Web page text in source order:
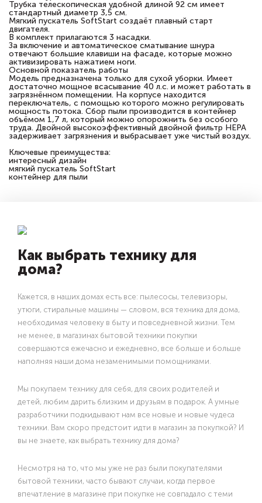
Трубка телескопическая удобной длиной 92 см имеет
стандартный диаметр 3,5 см.
Мягкий пускатель SoftStart создаёт плавный старт
двигателя.
В комплект прилагаются 3 насадки.
За включение и автоматическое сматывание шнура
отвечают большие клавиши на фасаде, которые можно
активизировать нажатием ноги.
Основной показатель работы
Модель предназначена только для сухой уборки. Имеет
достаточно мощное всасывание 40 л.с. и может работать в
загрязнённом помещении. На корпусе находится
переключатель, с помощью которого можно регулировать
мощность потока. Сбор пыли производится в контейнер
объёмом 1,7 л, который можно опорожнить без особого
труда. Двойной высокоэффективный двойной фильтр HEPA
задерживает загрязнения и выбрасывает уже чистый воздух.
Ключевые преимущества:
интересный дизайн
мягкий пускатель SoftStart
контейнер для пыли
Как выбрать технику для
дома?
Кажется, в наших домах есть все: пылесосы, телевизоры,
утюги, стиральные машины — словом, вся техника для дома,
необходимая человеку в быту и повседневной жизни. Тем
не менее, в магазинах бытовой техники покупки
совершаются ежечасно и ежедневно, все больше и больше
наполняя наши дома незаменимыми помощниками.
Мы покупаем технику для себя, для своих родителей и
детей, любим дарить близким и друзьям в подарок. А умные
разработчики подкидывают нам все новые и новые чудеса
техники. Вам скоро предстоит идти в магазин за покупкой? И
вы не знаете, как выбрать технику для дома?
Несмотря на то, что мы уже не раз были покупателями
бытовой техники, часто бывают случаи, когда первое
впечатление в магазине при покупке не совпадало с теми